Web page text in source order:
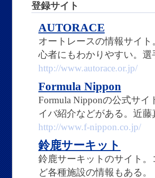
登録サイト
AUTORACE
オートレースの情報サイ
心者にもわかりやすい。
http://www.autorace.or.jp/
Formula Nippon
Formula Nipponの公式サ
イバ紹介などがある。近
http://www.f-nippon.co.jp/
鈴鹿サーキット
鈴鹿サーキットのサイト
ど各種施設の情報もある。